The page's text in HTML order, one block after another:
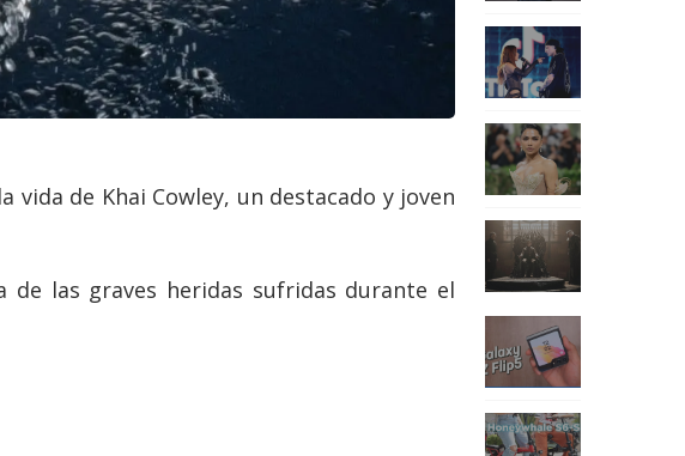
de Khai Cowley, un destacado y joven
de las graves heridas sufridas durante el